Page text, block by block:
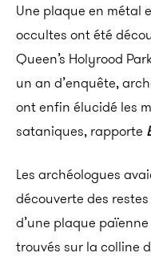
Une plaque en métal
occultes ont été
Queen’s Holyrood
un an d’enquête,
ont enfin élucidé les
sataniques, rapporte
Les archéologues
découverte des
d’une plaque
trouvés sur la colline